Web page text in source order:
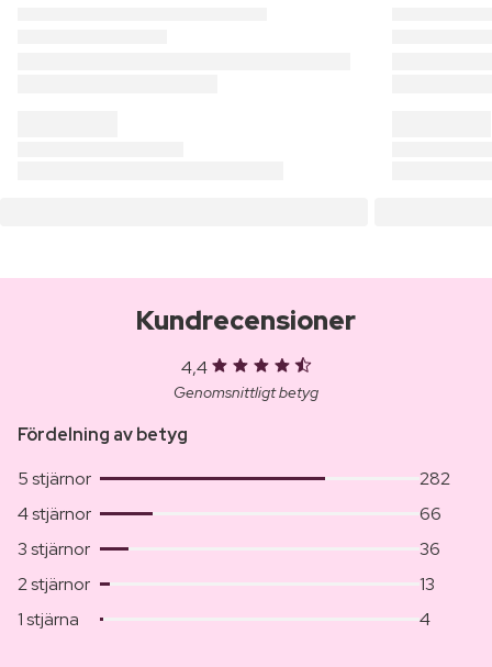
Kundrecensioner
4,4
Genomsnittligt betyg
Fördelning av betyg
5 stjärnor
282
4 stjärnor
66
3 stjärnor
36
2 stjärnor
13
1 stjärna
4